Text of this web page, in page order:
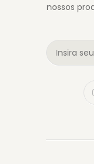
nossos